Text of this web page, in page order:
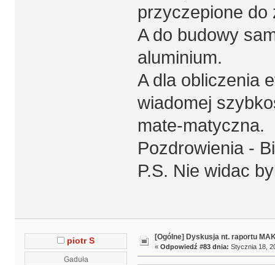
przyczepione do
A do budowy
aluminium.
A dla obliczenia
wiadomej
mate-matyczna.
Pozdrowienia -
P.S. Nie widac
piotr S
Gaduła
[Ogólne] Dyskusja nt. raportu
« Odpowiedź #83 dnia: Stycznia 18,